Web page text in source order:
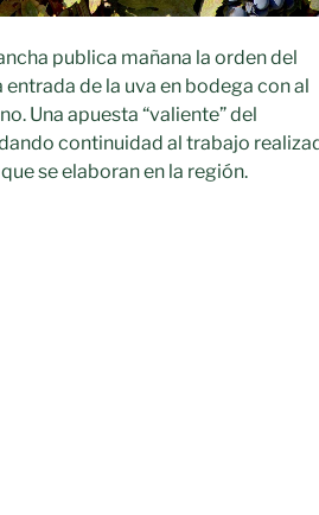
publica mañana la orden del
de la uva en bodega con al
Una apuesta “valiente” del
continuidad al trabajo
se elaboran en la región.